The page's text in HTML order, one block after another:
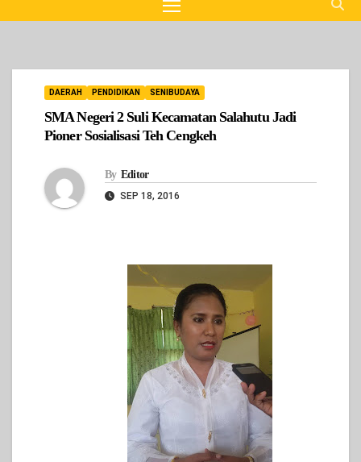
DAERAH PENDIDIKAN SENIBUDAYA
SMA Negeri 2 Suli Kecamatan Salahutu Jadi
Pioner Sosialisasi Teh Cengkeh
By Editor
SEP 18, 2016